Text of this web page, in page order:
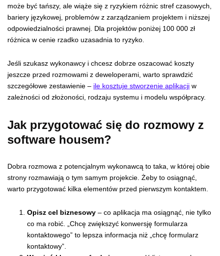
może być tańszy, ale wiąże się z ryzykiem różnic stref czasowych,
bariery językowej, problemów z zarządzaniem projektem i niższej
odpowiedzialności prawnej. Dla projektów poniżej 100 000 zł
różnica w cenie rzadko uzasadnia to ryzyko.
Jeśli szukasz wykonawcy i chcesz dobrze oszacować koszty
jeszcze przed rozmowami z deweloperami, warto sprawdzić
szczegółowe zestawienie – ile kosztuje stworzenie aplikacji w
zależności od złożoności, rodzaju systemu i modelu współpracy.
Jak przygotować się do rozmowy z
software housem?
Dobra rozmowa z potencjalnym wykonawcą to taka, w której obie
strony rozmawiają o tym samym projekcie. Żeby to osiągnąć,
warto przygotować kilka elementów przed pierwszym kontaktem.
Opisz cel biznesowy – co aplikacja ma osiągnąć, nie tylko
co ma robić. „Chcę zwiększyć konwersję formularza
kontaktowego” to lepsza informacja niż „chcę formularz
kontaktowy”.